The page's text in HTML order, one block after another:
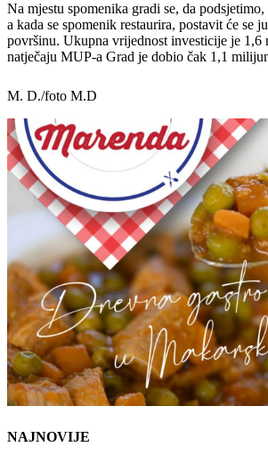
Na mjestu spomenika gradi se, da
a kada se spomenik restaurira, postavit će se
površinu. Ukupna vrijednost investicije je 1,6
natječaju MUP-a Grad je dobio čak 1,1
M. D./foto M.D
NAJNOVIJE